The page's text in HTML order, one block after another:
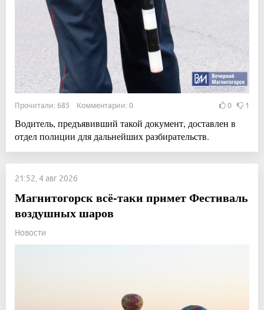
Прочитали: 685 Комментарии: 0 0 1
Водитель, предъявивший такой документ, доставлен в
отдел полиции для дальнейших разбирательств.
21:52, 4 авг 2026
Магнитогорск всё-таки примет Фестиваль
воздушных шаров
Новости